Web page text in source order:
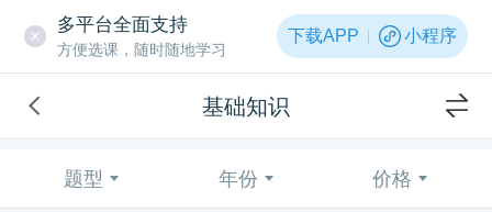
多平台全面支持
方便选课，随时随地学习
下载APP 小程序
基础知识
题型 年份 价格